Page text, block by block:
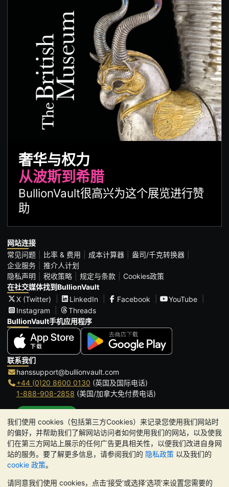
我们使用 cookies（包括第三方Cookies）来记录您使用我们网站时
的偏好，并帮助我们了解网站访问者如何使用我们的网站，以及使我
们在第三方网站上展示的任何广告更具相关性，以便我们改进自身网
站的服务。要了解更多信息，请参阅我们的 隐私政策 以及我们的
cookie 政策。
请同意我们使用 cookies，点击‘接受’或选择‘选项’来设置您需要的
奢华与权力
从波斯到希腊
BullionVault很高兴为这个展览进行赞
助
网站连接
常见问题
比率 & 费用 成本计算器
盎司/千克转换器
企业服务
推介人计划
隐私声明
税收策略 规定与条款
Cookies政策
在社交媒体找到BullionVault
X (Twitter)
LinkedIn Facebook
YouTube
Instagram
Threads
BullionVault手机应用程序
联系我们
hanssupport@bullionvault.com
+44 (0)20 8600 0130 (英国及国际电话)
1-888-908-2858 (美国/加拿大免付费电话)
办公时间:
9am to 8:30pm (英国时间), 周一至周五
Galmarley Ltd T/A BullionVault
3 Shortlands (7th Floor)
London